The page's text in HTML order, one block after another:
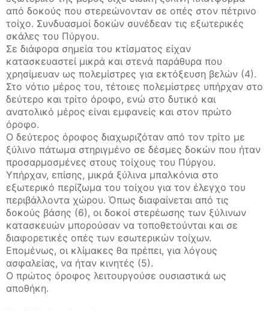
από δοκούς που στερεώνονταν σε οπές στον πέτρινο
τοίχο. Συνδυασμοί δοκών συνέδεαν τις εξωτερικές
σκάλες του Πύργου.
Σε διάφορα σημεία του κτίσματος είχαν
κατασκευαστεί μικρά και στενά παράθυρα που
χρησίμευαν ως πολεμίστρες για εκτόξευση βελών (4).
Στο νότιο μέρος του, τέτοιες πολεμίστρες υπήρχαν στο
δεύτερο και τρίτο όροφο, ενώ στο δυτικό και
ανατολικό μέρος είναι εμφανείς και στον πρώτο
όροφο.
Ο δεύτερος όροφος διαχωριζόταν από τον τρίτο με
ξύλινο πάτωμα στηριγμένο σε δέσμες δοκών που ήταν
προσαρμοσμένες στους τοίχους του Πύργου.
Υπήρχαν, επίσης, μικρά ξύλινα μπαλκόνια στο
εξωτερικό περίζωμα του τοίχου για τον έλεγχο του
περιβάλλοντα χώρου. Όπως διαφαίνεται από τις
δοκούς βάσης (6), οι δοκοί στερέωσης των ξύλινων
κατασκευών μπορούσαν να τοποθετούνται και σε
διαφορετικές οπές των εσωτερικών τοίχων.
Επομένως, οι κλίμακες θα πρέπει, για λόγους
ασφαλείας, να ήταν κινητές (5).
Ο πρώτος όροφος λειτουργούσε ουσιαστικά ως
αποθήκη.